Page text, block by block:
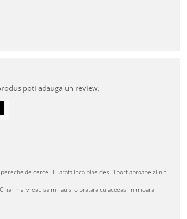
poti adauga un review.
de cercei. Ei arata inca bine desi ii port aproape zilnic
mai vreau sa-mi iau si o bratara cu aceeasi inimioara.